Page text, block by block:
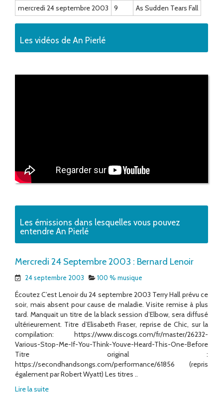
mercredi 24 septembre 2003
9 As Sudden Tears Fall
Les vidéos de An Pierlé
Les émissions dans lesquelles vous pouvez
entendre An Pierlé
Mercredi 24 Septembre 2003 : Bernard Lenoir
24 septembre 2003 100 % musique
Écoutez C’est Lenoir du 24 septembre 2003 Terry Hall prévu ce
soir, mais absent pour cause de maladie. Visite remise à plus
tard. Manquait un titre de la black session d’Elbow, sera diffusé
ultérieurement. Titre d’Elisabeth Fraser, reprise de Chic, sur la
compilation: https://www.discogs.com/fr/master/26232-
Various-Stop-Me-If-You-Think-Youve-Heard-This-One-Before
Titre original :
https://secondhandsongs.com/performance/61856 (repris
également par Robert Wyatt) Les titres ..
Lire la suite